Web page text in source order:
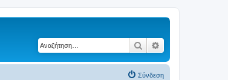
Αναζήτηση
Σύνδεση